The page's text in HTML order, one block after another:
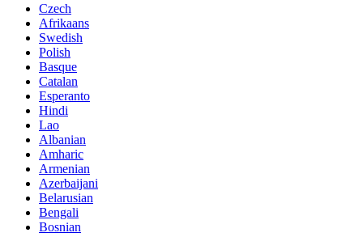
Czech
Afrikaans
Swedish
Polish
Basque
Catalan
Esperanto
Hindi
Lao
Albanian
Amharic
Armenian
Azerbaijani
Belarusian
Bengali
Bosnian